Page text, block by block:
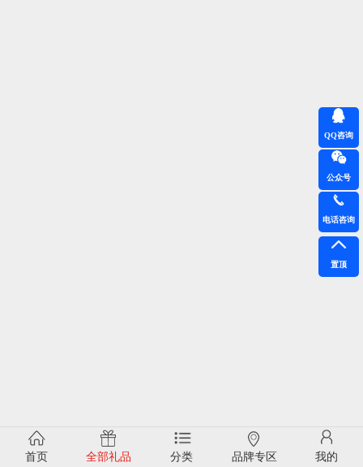
首页 全部礼品 分类 品牌专区 我的
QQ咨询
公众号
电话咨询
置顶